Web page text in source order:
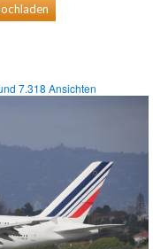
7.318 Ansichten